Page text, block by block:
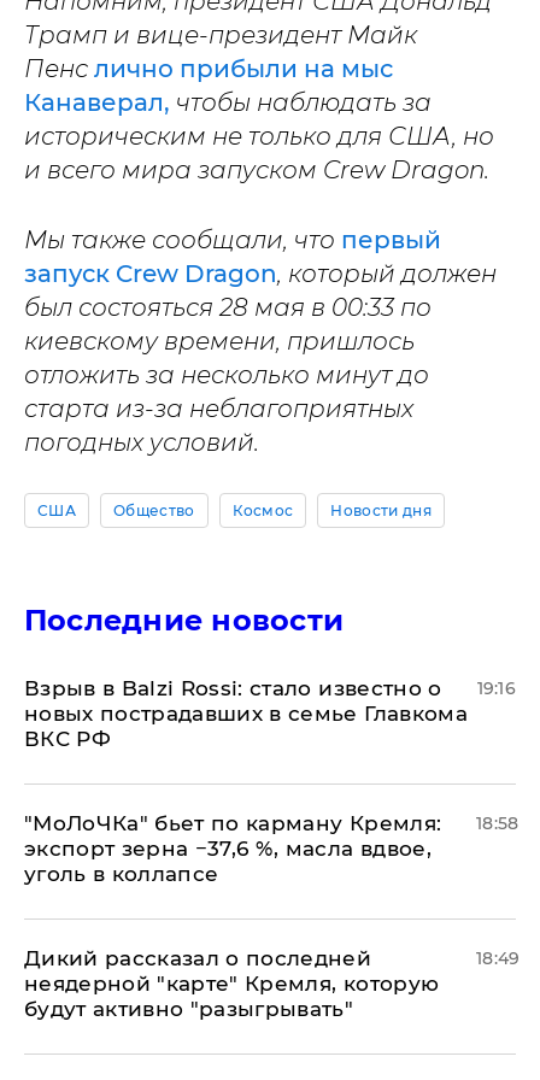
Трамп и вице-президент Майк
Пенс лично прибыли на мыс
Канаверал, чтобы наблюдать за
историческим не только для США, но
и всего мира запуском Crew Dragon.
Мы также сообщали, что первый
запуск Crew Dragon, который должен
был состояться 28 мая в 00:33 по
киевскому времени, пришлось
отложить за несколько минут до
старта из-за неблагоприятных
погодных условий.
США Общество Космос Новости дня
Последние новости
Взрыв в Balzi Rossi: стало известно о
новых пострадавших в семье Главкома
ВКС РФ
19:16
​"МоЛоЧКа" бьет по карману Кремля:
экспорт зерна −37,6 %, масла вдвое,
уголь в коллапсе
18:58
Дикий рассказал о последней
неядерной "карте" Кремля, которую
будут активно "разыгрывать"
18:49